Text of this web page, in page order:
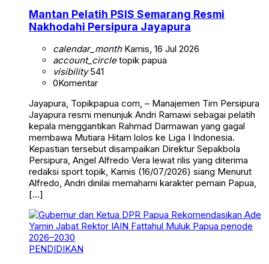
Mantan Pelatih PSIS Semarang Resmi
Nakhodahi Persipura Jayapura
calendar_monthKamis, 16 Jul 2026
account_circletopik papua
visibility541
0Komentar
Jayapura, Topikpapua com, – Manajemen Tim Persipura
Jayapura resmi menunjuk Andri Ramawi sebagai pelatih
kepala menggantikan Rahmad Darmawan yang gagal
membawa Mutiara Hitam lolos ke Liga I Indonesia.
Kepastian tersebut disampaikan Direktur Sepakbola
Persipura, Angel Alfredo Vera lewat rilis yang diterima
redaksi sport topik, Kamis (16/07/2026) siang Menurut
Alfredo, Andri dinilai memahami karakter pemain Papua,
[…]
PENDIDIKAN